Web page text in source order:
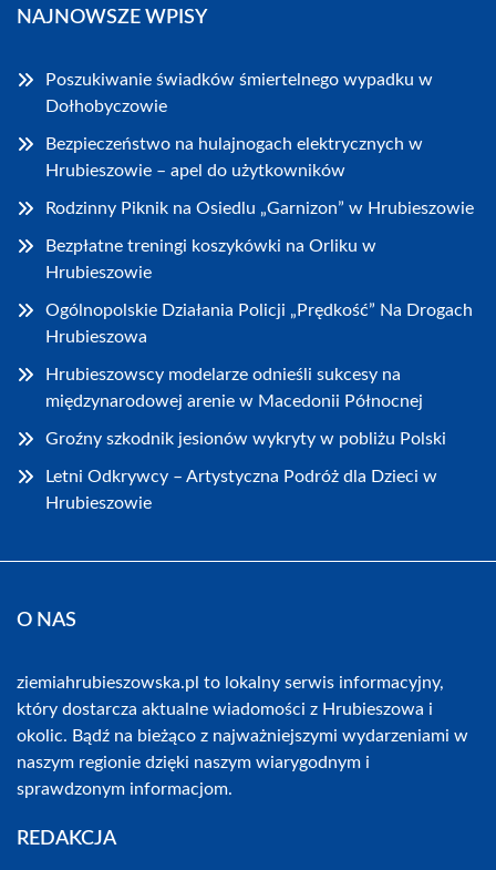
NAJNOWSZE WPISY
Poszukiwanie świadków śmiertelnego wypadku w
Dołhobyczowie
Bezpieczeństwo na hulajnogach elektrycznych w
Hrubieszowie – apel do użytkowników
Rodzinny Piknik na Osiedlu „Garnizon” w Hrubieszowie
Bezpłatne treningi koszykówki na Orliku w
Hrubieszowie
Ogólnopolskie Działania Policji „Prędkość” Na Drogach
Hrubieszowa
Hrubieszowscy modelarze odnieśli sukcesy na
międzynarodowej arenie w Macedonii Północnej
Groźny szkodnik jesionów wykryty w pobliżu Polski
Letni Odkrywcy – Artystyczna Podróż dla Dzieci w
Hrubieszowie
O NAS
ziemiahrubieszowska.pl to lokalny serwis informacyjny,
który dostarcza aktualne wiadomości z Hrubieszowa i
okolic. Bądź na bieżąco z najważniejszymi wydarzeniami w
naszym regionie dzięki naszym wiarygodnym i
sprawdzonym informacjom.
REDAKCJA